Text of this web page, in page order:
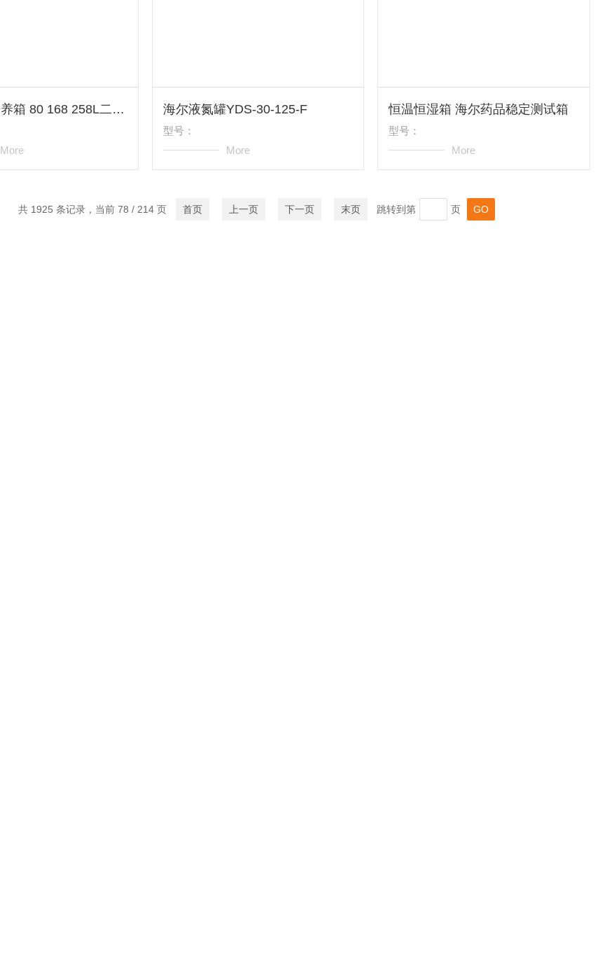
海尔CO2培养箱 80 168 258L二氧化碳箱
More
海尔液氮罐YDS-30-125-F
型号：
More
恒温恒湿箱 海尔药品稳定测试箱
型号：
More
共 1925 条记录，当前 78 / 214 页 首页 上一页 下一页 末页 跳转到第 页